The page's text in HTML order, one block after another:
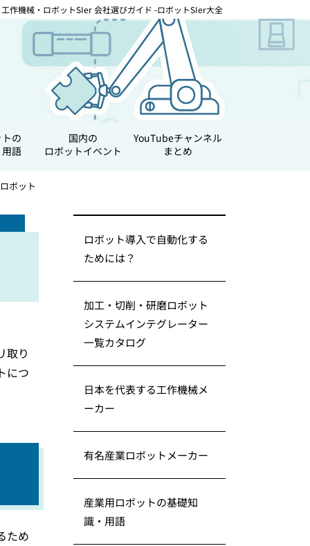
工作機械・ロボットSIer 会社選びガイド -ロボットSIer大全
の
語
国内の
ロボットイベント
YouTubeチャンネル
まとめ
ボット
取り
につ
ため
ロボット導入で自動化する
ためには？
加工・切削・研磨ロボット
システムインテグレーター
一覧カタログ
日本を代表する工作機械メ
ーカー
有名産業ロボットメーカー
産業用ロボットの基礎知
識・用語